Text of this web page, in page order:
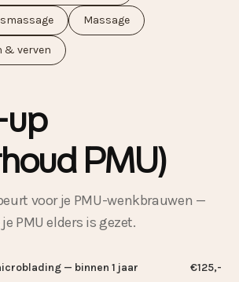
Massage
& verven
up
PMU)
voor je PMU-wenkbrauwen —
PMU elders is gezet.
— binnen 1 jaar
€125,-